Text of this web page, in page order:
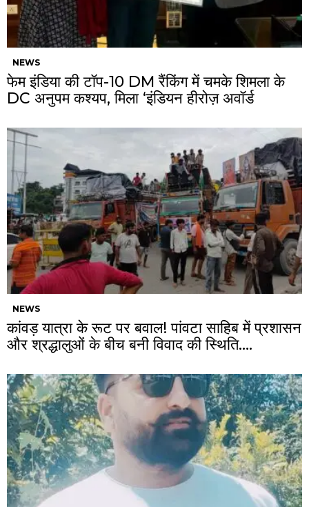
NEWS
फेम इंडिया की टॉप-10 DM रैंकिंग में चमके शिमला के
DC अनुपम कश्यप, मिला ‘इंडियन हीरोज़ अवॉर्ड
NEWS
कांवड़ यात्रा के रूट पर बवाल! पांवटा साहिब में प्रशासन
और श्रद्धालुओं के बीच बनी विवाद की स्थिति….